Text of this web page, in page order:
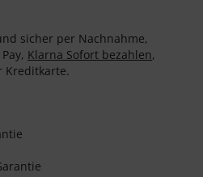
sicher per Nachnahme,
Klarna Sofort bezahlen,
Kreditkarte.